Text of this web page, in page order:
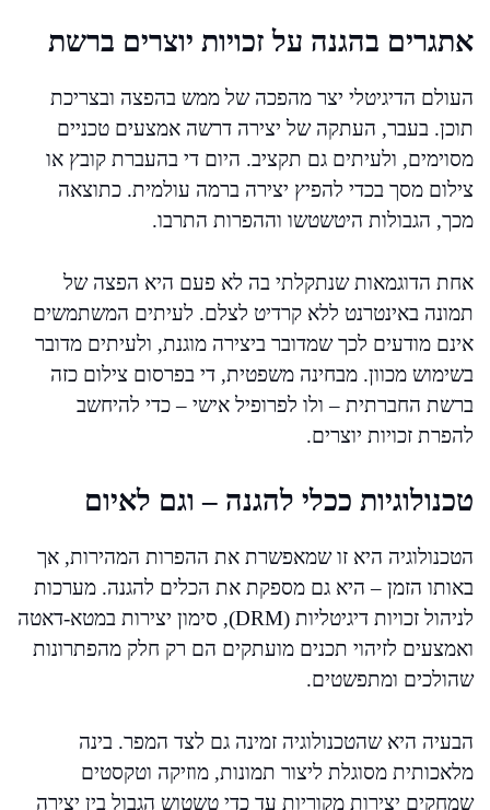
אתגרים בהגנה על זכויות יוצרים ברשת
העולם הדיגיטלי יצר מהפכה של ממש בהפצה ובצריכת
תוכן. בעבר, העתקה של יצירה דרשה אמצעים טכניים
מסוימים, ולעיתים גם תקציב. היום די בהעברת קובץ או
צילום מסך בכדי להפיץ יצירה ברמה עולמית. כתוצאה
מכך, הגבולות היטשטשו וההפרות התרבו.
אחת הדוגמאות שנתקלתי בה לא פעם היא הפצה של
תמונה באינטרנט ללא קרדיט לצלם. לעיתים המשתמשים
אינם מודעים לכך שמדובר ביצירה מוגנת, ולעיתים מדובר
בשימוש מכוון. מבחינה משפטית, די בפרסום צילום כזה
ברשת החברתית – ולו לפרופיל אישי – כדי להיחשב
להפרת זכויות יוצרים.
טכנולוגיות ככלי להגנה – וגם לאיום
הטכנולוגיה היא זו שמאפשרת את ההפרות המהירות, אך
באותו הזמן – היא גם מספקת את הכלים להגנה. מערכות
לניהול זכויות דיגיטליות (DRM), סימון יצירות במטא-דאטה
ואמצעים לזיהוי תכנים מועתקים הם רק חלק מהפתרונות
שהולכים ומתפשטים.
הבעיה היא שהטכנולוגיה זמינה גם לצד המפר. בינה
מלאכותית מסוגלת ליצור תמונות, מוזיקה וטקסטים
שמחקים יצירות מקוריות עד כדי טשטוש הגבול בין יצירה